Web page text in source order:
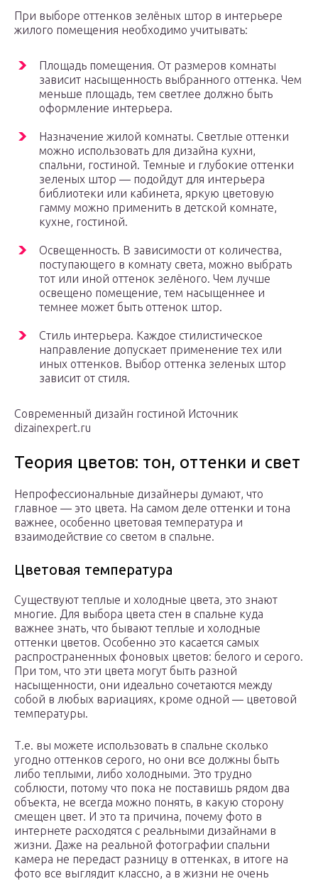
При выборе оттенков зелёных штор в интерьере
жилого помещения необходимо учитывать:
Площадь помещения. От размеров комнаты
зависит насыщенность выбранного оттенка. Чем
меньше площадь, тем светлее должно быть
оформление интерьера.
Назначение жилой комнаты. Светлые оттенки
можно использовать для дизайна кухни,
спальни, гостиной. Темные и глубокие оттенки
зеленых штор — подойдут для интерьера
библиотеки или кабинета, яркую цветовую
гамму можно применить в детской комнате,
кухне, гостиной.
Освещенность. В зависимости от количества,
поступающего в комнату света, можно выбрать
тот или иной оттенок зелёного. Чем лучше
освещено помещение, тем насыщеннее и
темнее может быть оттенок штор.
Стиль интерьера. Каждое стилистическое
направление допускает применение тех или
иных оттенков. Выбор оттенка зеленых штор
зависит от стиля.
Современный дизайн гостиной Источник
dizainexpert.ru
Теория цветов: тон, оттенки и свет
Непрофессиональные дизайнеры думают, что
главное — это цвета. На самом деле оттенки и тона
важнее, особенно цветовая температура и
взаимодействие со светом в спальне.
Цветовая температура
Существуют теплые и холодные цвета, это знают
многие. Для выбора цвета стен в спальне куда
важнее знать, что бывают теплые и холодные
оттенки цветов. Особенно это касается самых
распространенных фоновых цветов: белого и серого.
При том, что эти цвета могут быть разной
насыщенности, они идеально сочетаются между
собой в любых вариациях, кроме одной — цветовой
температуры.
Т.е. вы можете использовать в спальне сколько
угодно оттенков серого, но они все должны быть
либо теплыми, либо холодными. Это трудно
соблюсти, потому что пока не поставишь рядом два
объекта, не всегда можно понять, в какую сторону
смещен цвет. И это та причина, почему фото в
интернете расходятся с реальными дизайнами в
жизни. Даже на реальной фотографии спальни
камера не передаст разницу в оттенках, в итоге на
фото все выглядит классно, а в жизни не очень